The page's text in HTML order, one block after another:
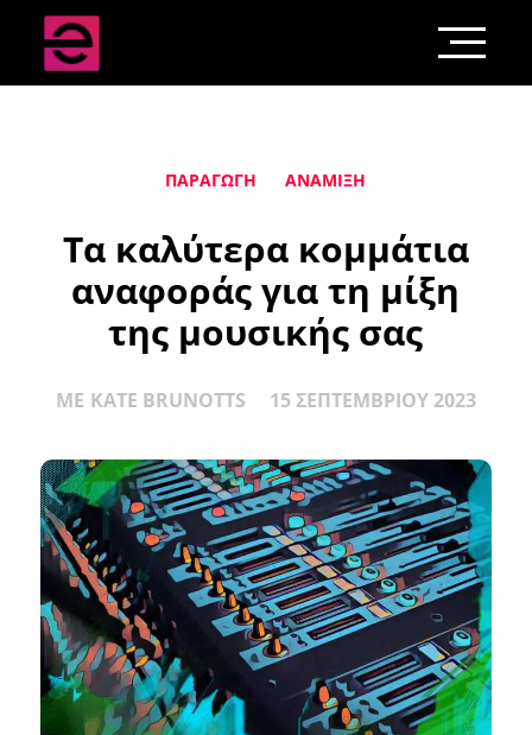
ΠΑΡΑΓΩΓΉ ΑΝΆΜΙΞΗ
Τα καλύτερα κομμάτια
αναφοράς για τη μίξη
της μουσικής σας
ΜΕ KATE BRUNOTTS 15 ΣΕΠΤΕΜΒΡΊΟΥ 2023